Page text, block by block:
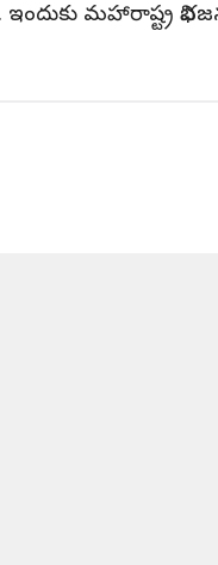
మహారాష్ట్ర